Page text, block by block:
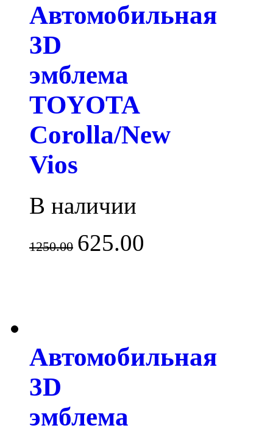
Автомобильная
3D
эмблема
TOYOTA
Corolla/New
Vios
В наличии
1250.00 625.00
Автомобильная
3D
эмблема